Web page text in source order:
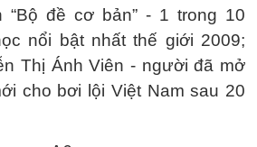
“Bộ đề cơ bản” - 1 trong 10
nổi bật nhất thế giới 2009;
Thị Ánh Viên - người đã mở
cho bơi lội Việt Nam sau 20